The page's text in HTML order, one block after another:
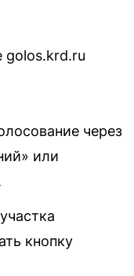
golos.krd.ru
через
или
кнопку